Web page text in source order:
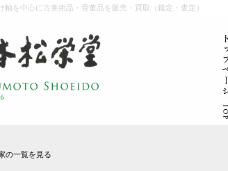
軸を中心に古美術品・骨董品を販売・買取（鑑定・査定）
の一覧を見る